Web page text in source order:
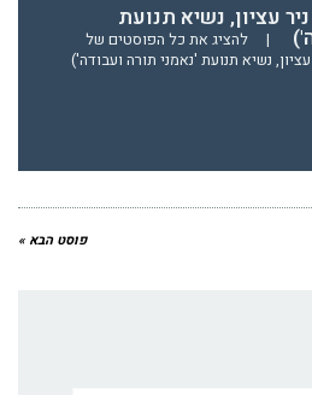
עציון, נשיא תנועת
|
להציג את כל הפוסטים של
נשיא תנועת 'נאמני תורה ועבודה')
פוסט הבא »